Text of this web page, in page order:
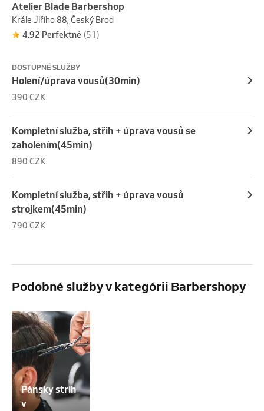
Atelier Blade Barbershop
Krále Jiřího 88, Český Brod
4.92 Perfektné (51)
DOSTUPNÉ SLUŽBY
Holení/úprava vousů(30min)
390 CZK
Kompletní služba, střih + úprava vousů se
zaholením(45min)
890 CZK
Kompletní služba, střih + úprava vousů
strojkem(45min)
790 CZK
Podobné služby v kategórii Barbershopy
Pánsky strih
v